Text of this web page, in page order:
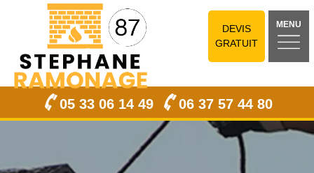
DEVIS
GRATUIT
MENU
05 33 06 14 49 06 37 57 44 80